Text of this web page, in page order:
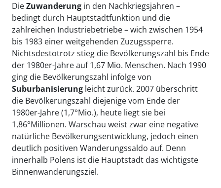
DieZuwanderung in den Nachkriegsjahren –
bedingt durch Hauptstadtfunktion und die
zahlreichen Industriebetriebe – wich zwischen 1954
bis 1983 einer weitgehenden Zuzugssperre.
Nichtsdestotrotz stieg die Bevölkerungszahl bis Ende
der 1980er-Jahre auf 1,67 Mio. Menschen. Nach 1990
ging die Bevölkerungszahl infolge von
Suburbanisierung leicht zurück. 2007 überschritt
die Bevölkerungszahl diejenige vom Ende der
1980er-Jahre (1,7°Mio.), heute liegt sie bei
1,86°Millionen. Warschau weist zwar eine negative
natürliche Bevölkerungsentwicklung, jedoch einen
deutlich positiven Wanderungssaldo auf. Denn
innerhalb Polens ist die Hauptstadt das wichtigste
Binnenwanderungsziel.